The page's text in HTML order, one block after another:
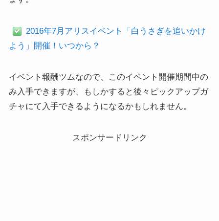
2016年7月アリスイベント「白うさぎを追いかけ
よう」開催！いつから？
イベント報酬ツムなので、このイベント開催期間中の
み入手できますが、もしかすると後々ピックアップガ
チャにて入手できるようになるかもしれません。
スポンサードリンク